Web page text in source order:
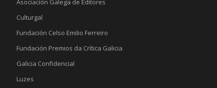
Asociación Galega de Editores
Culturgal
Fundación Celso Emilio Ferreiro
Fundación Premios da Crítica Galicia
Galicia Confidencial
Luzes